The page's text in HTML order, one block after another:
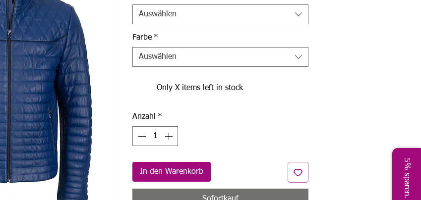
Auswählen
Farbe *
Auswählen
Only X items left in stock
Anzahl *
In den Warenkorb